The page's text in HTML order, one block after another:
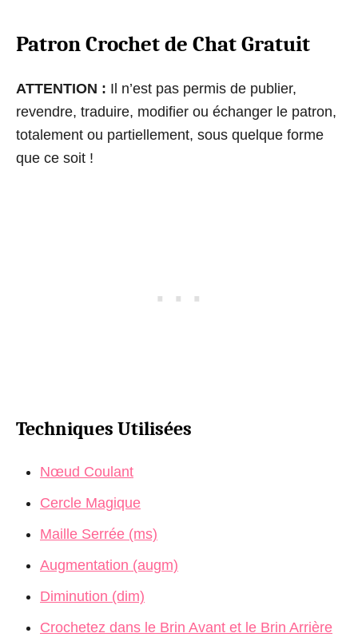
Patron Crochet de Chat Gratuit
ATTENTION : Il n’est pas permis de publier,
revendre, traduire, modifier ou échanger le patron,
totalement ou partiellement, sous quelque forme
que ce soit !
Techniques Utilisées
Nœud Coulant
Cercle Magique
Maille Serrée (ms)
Augmentation (augm)
Diminution (dim)
Crochetez dans le Brin Avant et le Brin Arrière